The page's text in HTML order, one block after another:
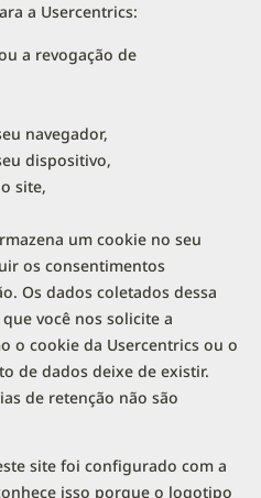
a Usercentrics:
a revogação de
navegador,
dispositivo,
site,
um cookie no seu
os consentimentos
Os dados coletados dessa
você nos solicite a
o cookie da Usercentrics ou o
de dados deixe de existir.
de retenção não são
site foi configurado com a
isso porque o logotipo